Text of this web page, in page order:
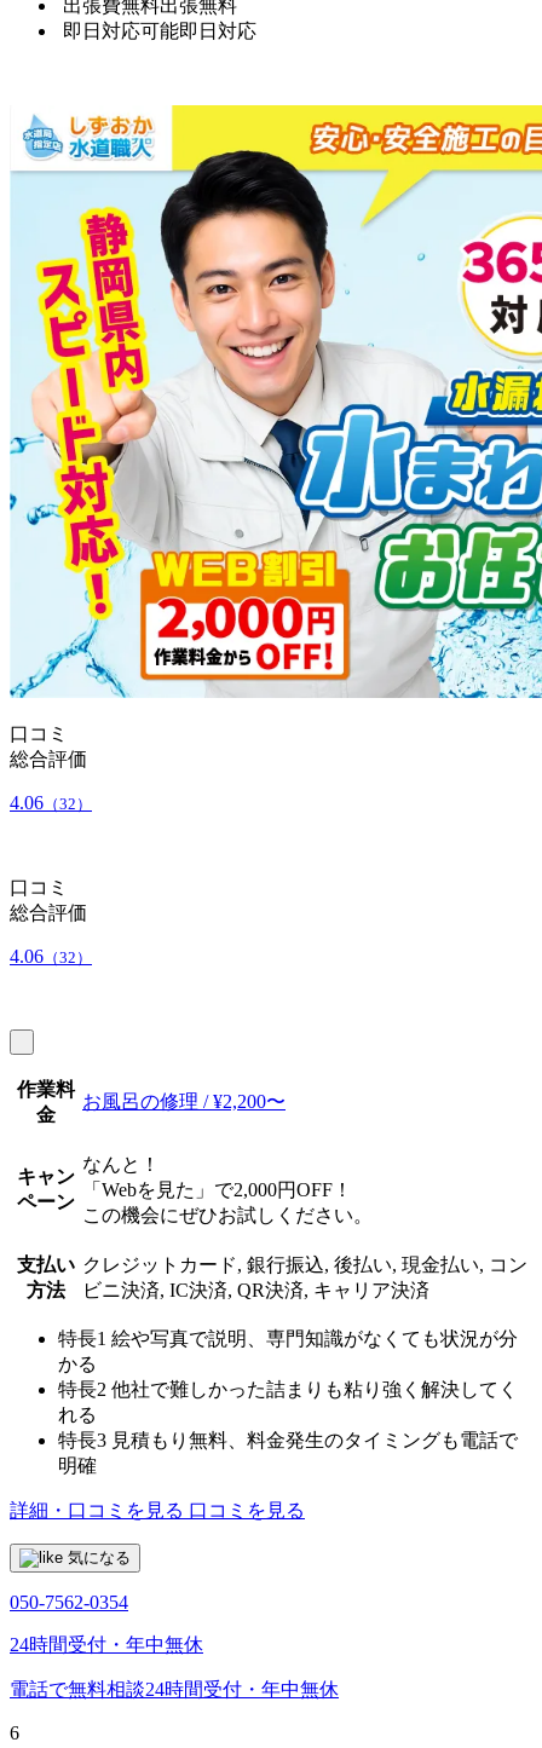
出張費無料出張無料
即日対応可能即日対応
口コミ
総合評価
4.06 （32）
口コミ
総合評価
4.06 （32）
作業料
金
お風呂の修理 / ¥2,200〜
キャン
ペーン
なんと！
「Webを見た」で2,000円OFF！
この機会にぜひお試しください。
支払い
方法
クレジットカード, 銀行振込, 後払い, 現金払い, コン
ビニ決済, IC決済, QR決済, キャリア決済
特長1 絵や写真で説明、専門知識がなくても状況が分
かる
特長2 他社で難しかった詰まりも粘り強く解決してく
れる
特長3 見積もり無料、料金発生のタイミングも電話で
明確
詳細・口コミを見る 口コミを見る
気になる
050-7562-0354
24時間受付・年中無休
電話で無料相談24時間受付・年中無休
6